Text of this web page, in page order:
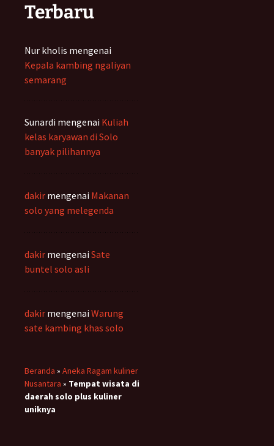
Terbaru
Nur kholis mengenai
Kepala kambing ngaliyan
semarang
Sunardi mengenai Kuliah
kelas karyawan di Solo
banyak pilihannya
dakir mengenai Makanan
solo yang melegenda
dakir mengenai Sate
buntel solo asli
dakir mengenai Warung
sate kambing khas solo
Beranda » Aneka Ragam kuliner
Nusantara » Tempat wisata di
daerah solo plus kuliner
uniknya